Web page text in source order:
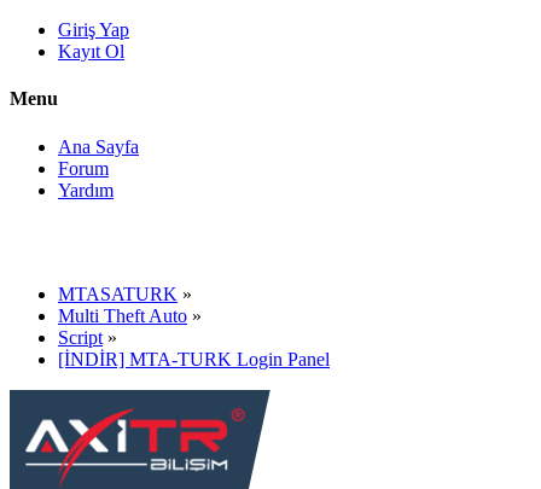
Giriş Yap
Kayıt Ol
Menu
Ana Sayfa
Forum
Yardım
MTASATURK »
Multi Theft Auto »
Script »
[İNDİR] MTA-TURK Login Panel